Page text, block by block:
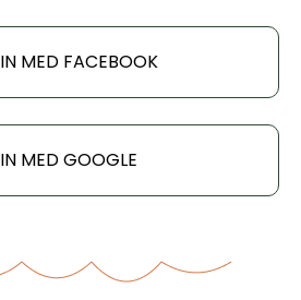
MED FACEBOOK
MED GOOGLE